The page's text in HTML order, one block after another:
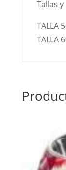
Tallas
TALLA
TALLA